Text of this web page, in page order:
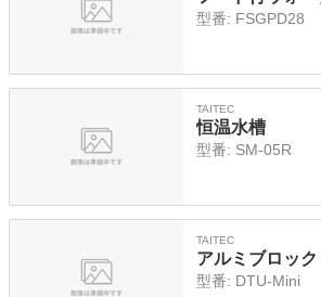
型番: FSGPD28
TAITEC
恒温水槽
型番: SM-05R
TAITEC
アルミブロック
型番: DTU-Mini